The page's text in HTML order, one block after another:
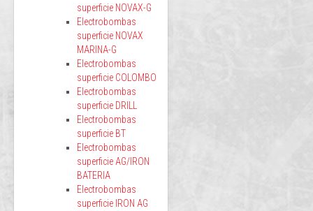
superficie NOVAX-G
Electrobombas
superficie NOVAX
MARINA-G
Electrobombas
superficie COLOMBO
Electrobombas
superficie DRILL
Electrobombas
superficie BT
Electrobombas
superficie AG/IRON
BATERIA
Electrobombas
superficie IRON AG